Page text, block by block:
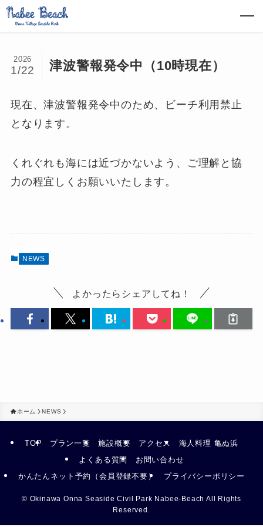
津波警報発令中（10時現在）
2026
1/22
現在、津波警報発令中のため、ビーチ利用禁止
となります。
くれぐれも海には近づかないよう、ご理解と協
力の程宜しくお願いいたします。
NEWS
よかったらシェアしてね！
ホーム NEWS
TOP プラン一覧 施設概要 アクセス
海人料理 亀ぬ浜
よくある質問
お問い合わせ
かんたんネット予約（会員登録不要）
プライバシーポリシー
© Okinawa Onna Seaside Civil Park Nabee-Beach All Rights
Reserved.